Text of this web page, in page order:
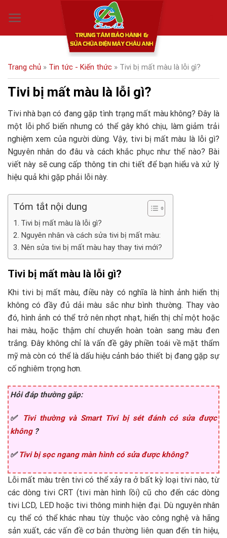
Trang chủ » Tin tức - Kiến thức » Tivi bị mất màu là lỗi gì?
Tivi bị mất màu là lỗi gì?
Tivi nhà bạn có đang gặp tình trạng mất màu không? Đây là
một lỗi phổ biến nhưng có thể gây khó chịu, làm giảm trải
nghiệm xem của người dùng. Vậy, tivi bị mất màu là lỗi gì?
Nguyên nhân do đâu và cách khắc phục như thế nào? Bài
viết này sẽ cung cấp thông tin chi tiết để bạn hiểu và xử lý
hiệu quả khi gặp phải lỗi này.
Tóm tắt nội dung
Tivi bị mất màu là lỗi gì?
Nguyên nhân và cách sửa tivi bị mất màu:
Nên sửa tivi bị mất màu hay thay tivi mới?
Tivi bị mất màu là lỗi gì?
Khi tivi bị mất màu, điều này có nghĩa là hình ảnh hiển thị
không có đầy đủ dải màu sắc như bình thường. Thay vào
đó, hình ảnh có thể trở nên nhợt nhạt, hiển thị chỉ một hoặc
hai màu, hoặc thậm chí chuyển hoàn toàn sang màu đen
trắng. Đây không chỉ là vấn đề gây phiền toái về mặt thẩm
mỹ mà còn có thể là dấu hiệu cảnh báo thiết bị đang gặp sự
cố nghiêm trọng hơn.
Hỏi đáp thường găp:
✅
Tivi thường và Smart Tivi bị sét đánh có sửa được
không?
✅Tivi bị sọc ngang màn hình có sửa được không?
Lỗi mất màu trên tivi có thể xảy ra ở bất kỳ loại tivi nào, từ
các dòng tivi CRT (tivi màn hình lồi) cũ cho đến các dòng
tivi LCD, LED hoặc tivi thông minh hiện đại. Dù nguyên nhân
cụ thể có thể khác nhau tùy thuộc vào công nghệ và hãng
sản xuất, các vấn đề cơ bản thường liên quan đến tín hiệu,